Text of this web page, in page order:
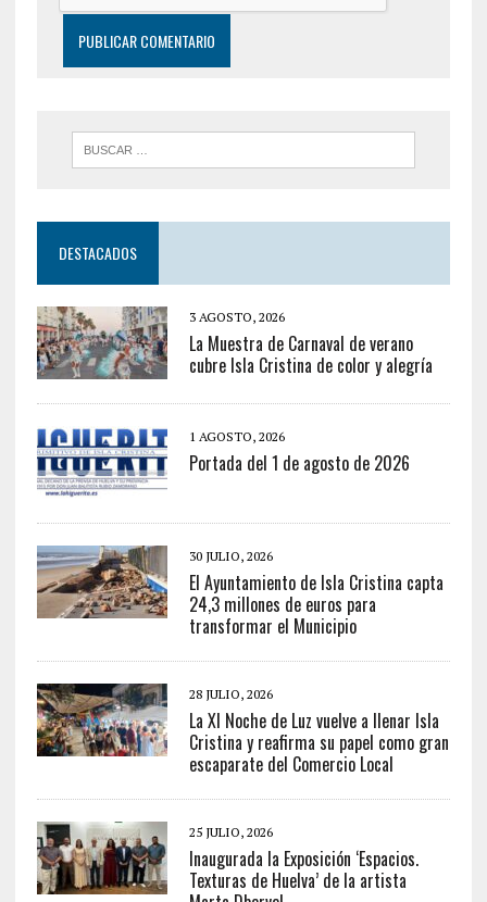
DESTACADOS
3 AGOSTO, 2026
La Muestra de Carnaval de verano
cubre Isla Cristina de color y alegría
1 AGOSTO, 2026
Portada del 1 de agosto de 2026
30 JULIO, 2026
El Ayuntamiento de Isla Cristina capta
24,3 millones de euros para
transformar el Municipio
28 JULIO, 2026
La XI Noche de Luz vuelve a llenar Isla
Cristina y reafirma su papel como gran
escaparate del Comercio Local
25 JULIO, 2026
Inaugurada la Exposición ‘Espacios.
Texturas de Huelva’ de la artista